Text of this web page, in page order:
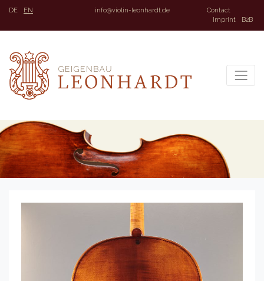
DE EN info@violin-leonhardt.de
Contact
Imprint
B2B